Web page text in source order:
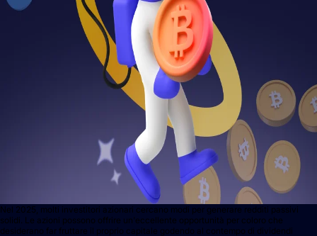
Nel 2025, molti investitori azionari cercano modi per generare redditi passivi
solidi. Le azioni possono offrire un'eccellente opportunità per coloro che
desiderano far fruttare il proprio capitale godendo al contempo di dividendi